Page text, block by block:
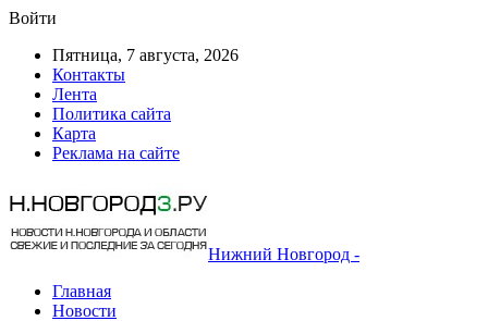
Войти
Пятница, 7 августа, 2026
Контакты
Лента
Политика сайта
Карта
Реклама на сайте
Нижний Новгород -
Главная
Новости